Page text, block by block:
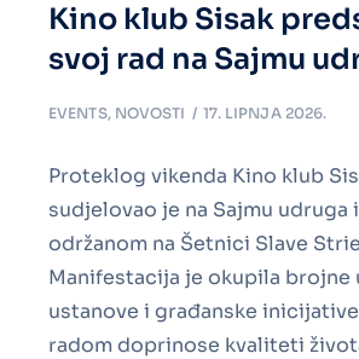
Kino klub Sisak
svoj rad na Sajmu
EVENTS, NOVOSTI 17. LIPNJA 2026.
Proteklog vikenda Kino klub
sudjelovao je na Sajmu udruga
održanom na Šetnici Slave
Manifestacija je okupila brojne
ustanove i građanske
radom doprinose kvaliteti